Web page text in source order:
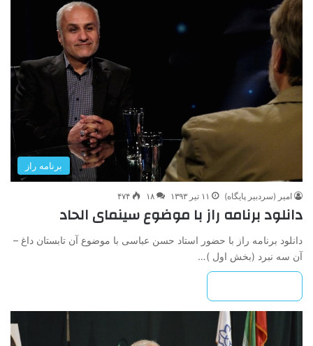
برنامه راز
امیر (سردبیر پایگاه) ۱۱ تیر ۱۳۹۳ ۱۸ ۴۷۴
دانلود برنامه راز با موضوع سینمای الحاد
دانلود برنامه راز با حضور استاد حسن عباسی با موضوع آن تابستان داغ –
آن سه نبرد (بخش اول )…